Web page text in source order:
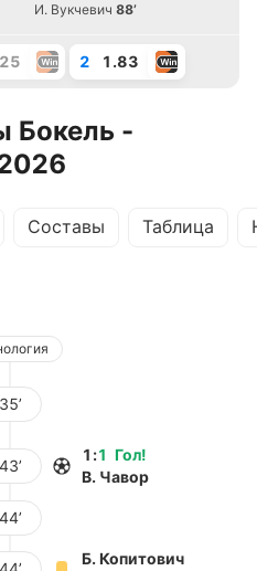
И. Вукчевич 88’
2 1.83
Бокель -
Составы Таблица
35’
43’
Гол!
1 :1
В. Чавор
44’
Б. Копитович